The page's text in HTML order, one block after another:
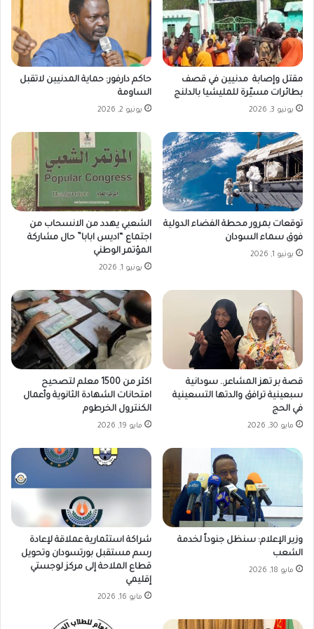
مقتل وإصابة مدنيين في قصف
بطائرات مسيّرة للمليشيا بالدلنج
يونيو 3, 2026
حاكم دارفور: حماية المدنيين لاتقبل
الساومة
يونيو 2, 2026
توقعات بمرور محطة الفضاء الدولية
فوق سماء السودان
يونيو 1, 2026
الشعبي يهدد من الانسحاب من
اجتماع “اديس ابابا” حال مشاركة
المؤتمر الوطني
يونيو 1, 2026
قصة بر تهز المشاعر.. سودانية
سبعينية ترافق والدتها التسعينية
في الحج
مايو 30, 2026
اكثر من 1500 معلم لتصحيح
امتحانات الشهادة الثانوية وأعمال
الكنترول الخرطوم
مايو 19, 2026
وزير الإعلام: سنظل جنوداً لخدمة
الشعب
مايو 18, 2026
شراكة استثمارية عملاقة لإعادة
رسم مستقبل بورتسودان وتحويل
قطاع الملاحة إلى مركز لوجستي
إقليمي
مايو 16, 2026